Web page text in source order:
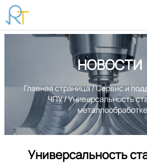
НОВОСТИ
Главная страница/Сервис и
ЧПУ/Универсальность
металлообработке
Универсальность